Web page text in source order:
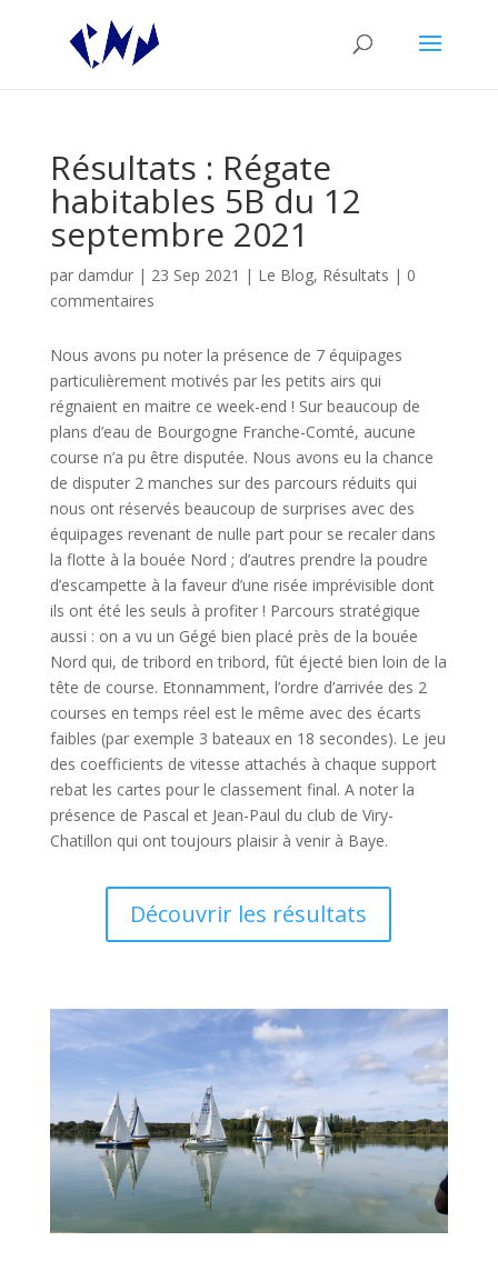
Résultats : Régate
habitables 5B du 12
septembre 2021
par damdur| 23 Sep 2021 | Le Blog, Résultats | 0
commentaires
Nous avons pu noter la présence de 7 équipages
particulièrement motivés par les petits airs qui
régnaient en maitre ce week-end ! Sur beaucoup de
plans d’eau de Bourgogne Franche-Comté, aucune
course n’a pu être disputée. Nous avons eu la chance
de disputer 2 manches sur des parcours réduits qui
nous ont réservés beaucoup de surprises avec des
équipages revenant de nulle part pour se recaler dans
la flotte à la bouée Nord ; d’autres prendre la poudre
d’escampette à la faveur d’une risée imprévisible dont
ils ont été les seuls à profiter ! Parcours stratégique
aussi : on a vu un Gégé bien placé près de la bouée
Nord qui, de tribord en tribord, fût éjecté bien loin de la
tête de course. Etonnamment, l’ordre d’arrivée des 2
courses en temps réel est le même avec des écarts
faibles (par exemple 3 bateaux en 18 secondes). Le jeu
des coefficients de vitesse attachés à chaque support
rebat les cartes pour le classement final. A noter la
présence de Pascal et Jean-Paul du club de Viry-
Chatillon qui ont toujours plaisir à venir à Baye.
Découvrir les résultats